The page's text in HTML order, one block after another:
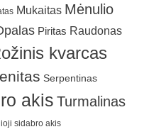
Mukaitas Mėnulio
Piritas Raudonas
kvarcas
Serpentinas
akis Turmalinas
sidabro akis